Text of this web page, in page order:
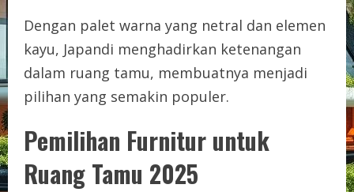
Dengan palet warna yang netral dan elemen
kayu, Japandi menghadirkan ketenangan
dalam ruang tamu, membuatnya menjadi
pilihan yang semakin populer.
Pemilihan Furnitur untuk
Ruang Tamu 2025